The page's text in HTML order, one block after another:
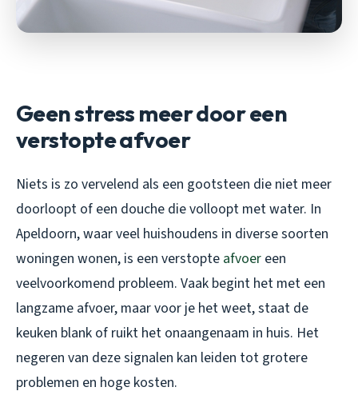
Geen stress meer door een
verstopte afvoer
Niets is zo vervelend als een gootsteen die niet meer
doorloopt of een douche die volloopt met water. In
Apeldoorn, waar veel huishoudens in diverse soorten
woningen wonen, is een verstopte afvoer een
veelvoorkomend probleem. Vaak begint het met een
langzame afvoer, maar voor je het weet, staat de
keuken blank of ruikt het onaangenaam in huis. Het
negeren van deze signalen kan leiden tot grotere
problemen en hoge kosten.